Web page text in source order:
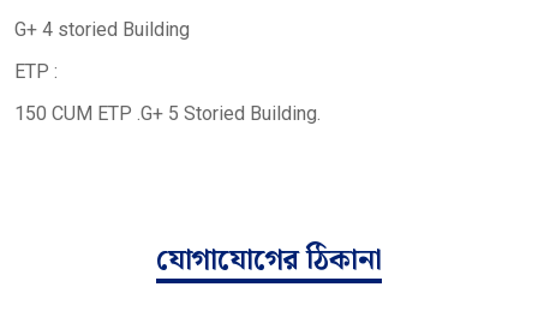
G+ 4 storied Building
ETP :
150 CUM ETP .G+ 5 Storied Building.
যোগাযোগের ঠিকানা